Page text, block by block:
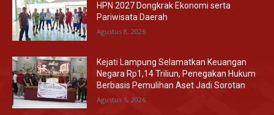
HPN 2027 Dongkrak Ekonomi serta
Pariwisata Daerah
Agustus 8, 2026
Kejati Lampung Selamatkan Keuangan
Negara Rp1,14 Triliun, Penegakan Hukum
Berbasis Pemulihan Aset Jadi Sorotan
Agustus 5, 2026